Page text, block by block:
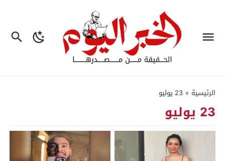
الرئيسية » 23 يوليو
23 يوليو